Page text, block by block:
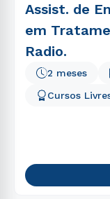
Assist. de
em
Radio.
Cursos
2 meses